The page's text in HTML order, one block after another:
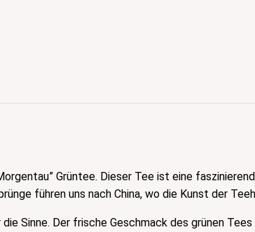
Grüntee. Dieser Tee ist eine
führen uns nach China, wo die Kunst der
Sinne. Der frische Geschmack des grünen